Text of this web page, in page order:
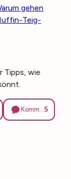
gehen
Teig-
Tipps, wie
5